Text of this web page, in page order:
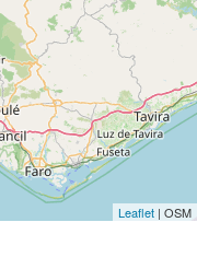
Leaflet | OSM